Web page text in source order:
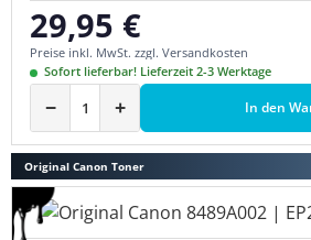
Regulärer Preis:
29,95 €
Preise inkl. MwSt. zzgl. Versandkosten
Sofort lieferbar! Lieferzeit 2-3 Werktage
− + In den
Original Canon Toner